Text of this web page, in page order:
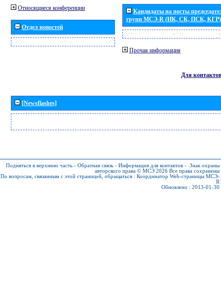
Относящиеся конференции
Отдел новостей
Кандидаты на посты
групп МСЭ-R (ИК, СК, ПСК, КГР)
Прочая информация
Для контактов
[Newsflashes]
Подняться в верхнюю часть - Обратная связь - Информация для контактов - Знак охраны
авторского права © МСЭ 2026 Все права сохранены
По вопросам, связанным с этой страницей, обращаться : Координатор Web-страницы МСЭ-
R
Обновлено : 2013-01-30